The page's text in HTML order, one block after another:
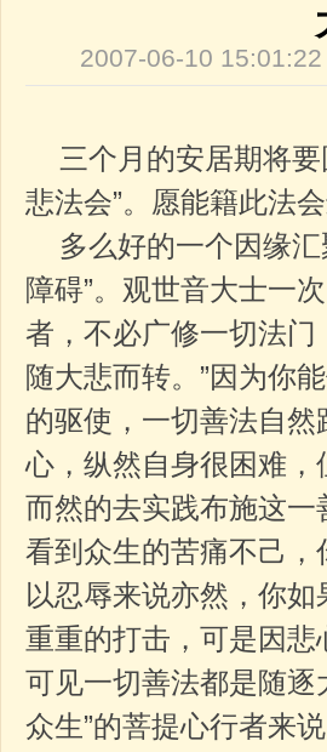
2007-06-10
三个月的安居期将要
悲法会”。愿能籍此法
多么好的一个因缘汇
障碍”。观世音大士一
者，不必广修一切法
随大悲而转。”因为你
的驱使，一切善法自
心，纵然自身很困难
而然的去实践布施这
看到众生的苦痛不己
以忍辱来说亦然，你
重重的打击，可是因
可见一切善法都是随逐
众生”的菩提心行者来